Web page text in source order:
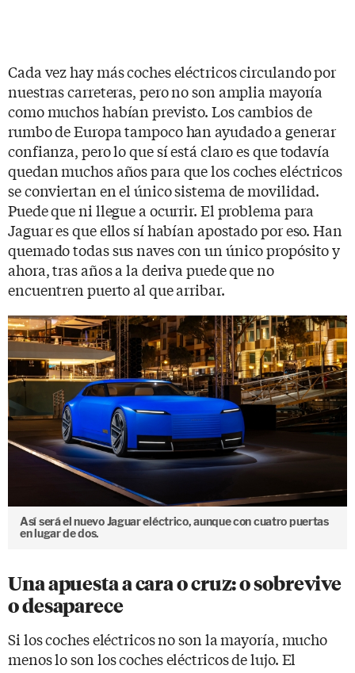
Cada vez hay más coches eléctricos circulando por
nuestras carreteras, pero no son amplia mayoría
como muchos habían previsto. Los cambios de
rumbo de Europa tampoco han ayudado a generar
confianza, pero lo que sí está claro es que todavía
quedan muchos años para que los coches eléctricos
se conviertan en el único sistema de movilidad.
Puede que ni llegue a ocurrir. El problema para
Jaguar es que ellos sí habían apostado por eso. Han
quemado todas sus naves con un único propósito y
ahora, tras años a la deriva puede que no
encuentren puerto al que arribar.
Así será el nuevo Jaguar eléctrico, aunque con cuatro puertas
en lugar de dos.
Una apuesta a cara o cruz: o sobrevive
o desaparece
Si los coches eléctricos no son la mayoría, mucho
menos lo son los coches eléctricos de lujo. El